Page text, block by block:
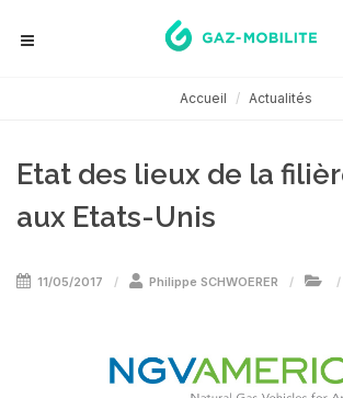
Accueil Actualités
Etat des lieux de la
aux Etats-Unis
11/05/2017 Philippe SCHWOERER